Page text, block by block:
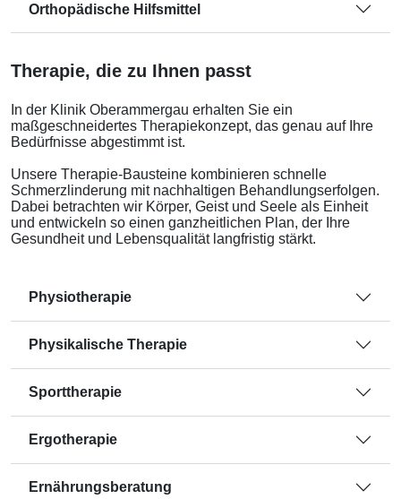
Orthopädische Hilfsmittel
Therapie, die zu Ihnen passt
In der Klinik Oberammergau erhalten Sie ein
maßgeschneidertes Therapiekonzept, das genau auf Ihre
Bedürfnisse abgestimmt ist.
Unsere Therapie-Bausteine kombinieren schnelle
Schmerzlinderung mit nachhaltigen Behandlungserfolgen.
Dabei betrachten wir Körper, Geist und Seele als Einheit
und entwickeln so einen ganzheitlichen Plan, der Ihre
Gesundheit und Lebensqualität langfristig stärkt.
Physiotherapie
Physikalische Therapie
Sporttherapie
Ergotherapie
Ernährungsberatung